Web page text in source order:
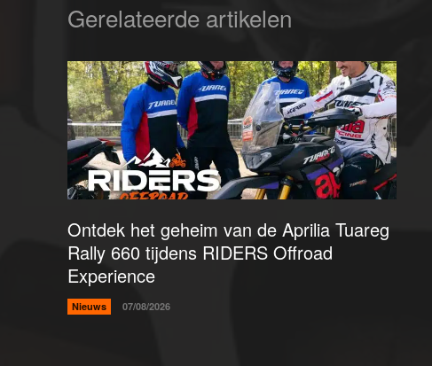
Gerelateerde artikelen
Ontdek het geheim van de Aprilia Tuareg
Rally 660 tijdens RIDERS Offroad
Experience
Nieuws 07/08/2026